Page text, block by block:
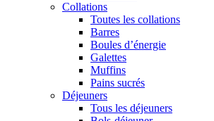
Collations
Toutes les collations
Barres
Boules d’énergie
Galettes
Muffins
Pains sucrés
Déjeuners
Tous les déjeuners